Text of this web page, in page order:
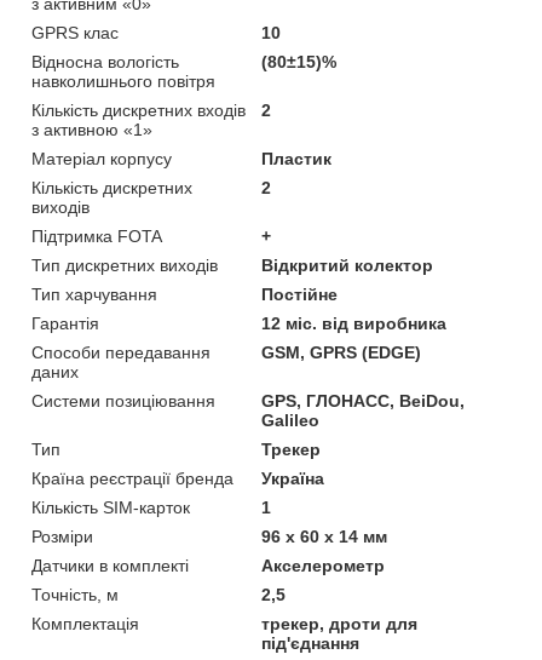
GPRS клас
10
Відносна вологість
навколишнього повітря
(80±15)%
Кількість дискретних входів
з активною «1»
2
Матеріал корпусу
Пластик
Кількість дискретних
виходів
2
Підтримка FOTA
+
Тип дискретних виходів
Відкритий колектор
Тип харчування
Постійне
Гарантія
12 міс. від виробника
Способи передавання
даних
GSM, GPRS (EDGE)
Системи позиціювання
GPS, ГЛОНАСС, BeiDou,
Galileo
Тип
Трекер
Країна реєстрації бренда
Україна
Кількість SIM-карток
1
Розміри
96 х 60 х 14 мм
Датчики в комплекті
Акселерометр
Точність, м
2,5
Комплектація
трекер, дроти для
під'єднання